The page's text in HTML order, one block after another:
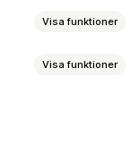
Visa funktioner
Visa funktioner